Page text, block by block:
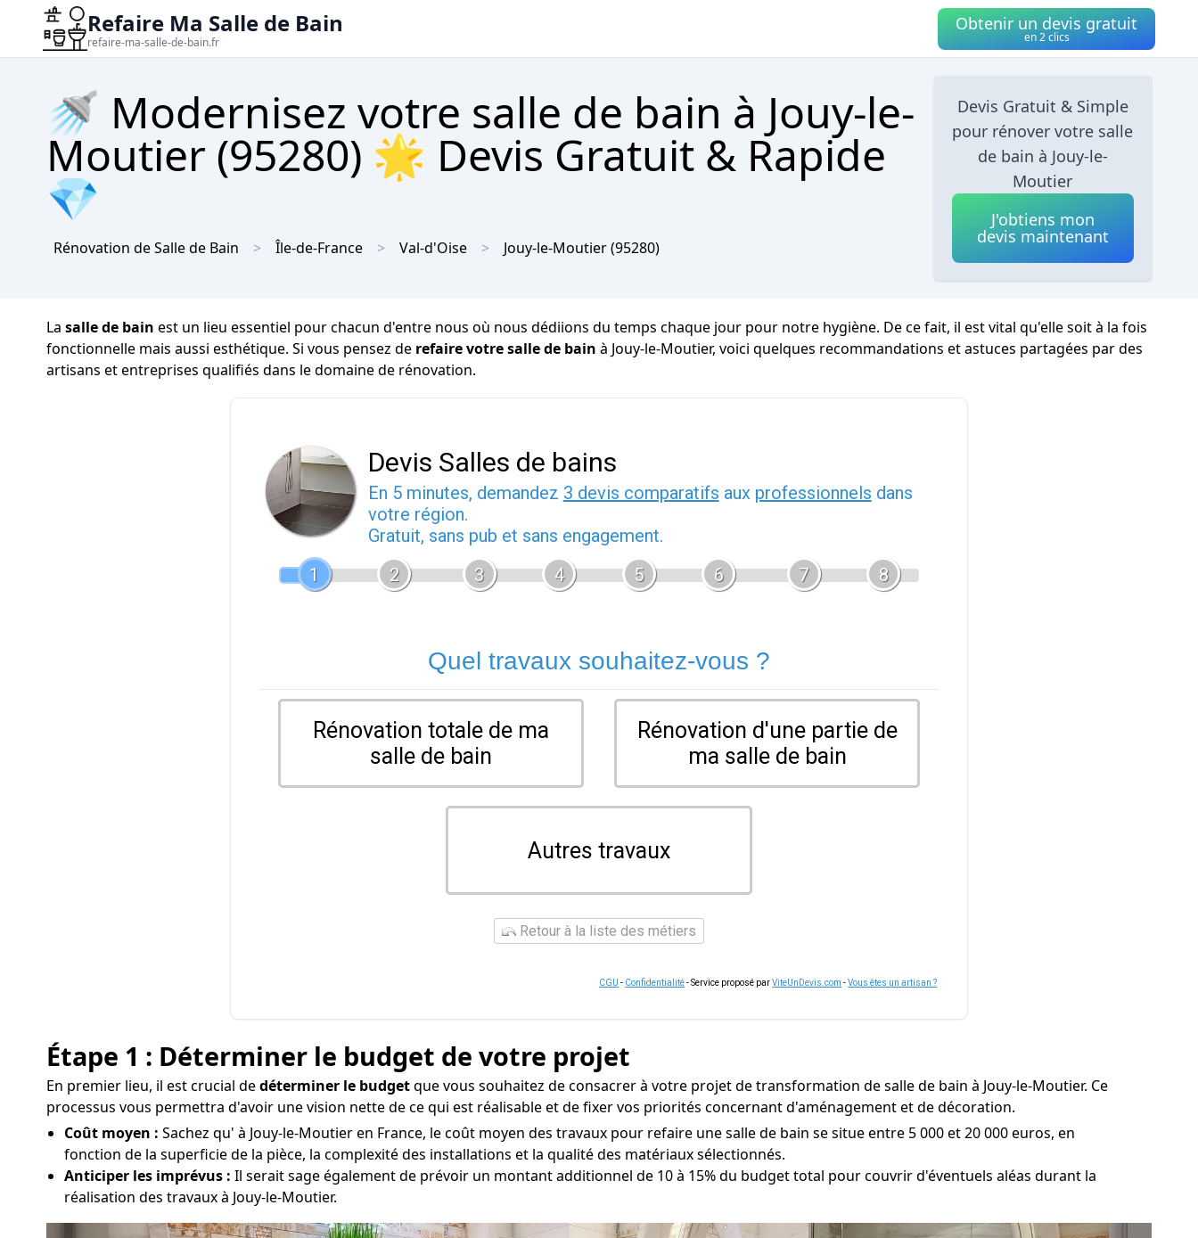
Refaire Ma Salle de Bain
refaire-ma-salle-de-bain.fr
Obtenir un devis gratuit
en 2 clics
🚿 Modernisez votre salle de bain à Jouy-le-
Moutier (95280) 🌟 Devis Gratuit & Rapide
💎
Rénovation de Salle de Bain Île-de-France Val-d'Oise Jouy-le-Moutier(95280)
Devis Gratuit & Simple
pour rénover votre salle
de bain à Jouy-le-
Moutier
J'obtiens mon
devis maintenant
La salle de bain est un lieu essentiel pour chacun d'entre nous où nous dédiions du temps chaque jour pour notre hygiène. De ce fait, il est vital qu'elle soit à la fois
fonctionnelle mais aussi esthétique. Si vous pensez de refaire votre salle de bain à Jouy-le-Moutier, voici quelques recommandations et astuces partagées par des
artisans et entreprises qualifiés dans le domaine de rénovation.
Devis Salles de bains
En 5 minutes, demandez 3 devis comparatifs aux professionnels dans
votre région.
Gratuit, sans pub et sans engagement.
1
2 3 4 5 6 7 8
Quel travaux souhaitez-vous ?
Rénovation totale de ma
salle de bain
Rénovation d'une partie de
ma salle de bain
Autres travaux
Retour à la liste des métiers
CGU - Confidentialité- Service proposé parViteUnDevis.com -Vous êtes un artisan ?
Étape 1 : Déterminer le budget de votre projet
En premier lieu, il est crucial dedéterminer le budgetque vous souhaitez de consacrer à votre projet de transformation de salle de bain à Jouy-le-Moutier. Ce
processus vous permettra d'avoir une vision nette de ce qui est réalisable et de fixer vos priorités concernant d'aménagement et de décoration.
Coût moyen : Sachez qu' à Jouy-le-Moutier en France, le coût moyen des travaux pour refaire une salle de bain se situe entre 5 000 et 20 000 euros, en
fonction de la superficie de la pièce, la complexité des installations et la qualité des matériaux sélectionnés.
Anticiper les imprévus : Il serait sage également de prévoir un montant additionnel de 10 à 15% du budget total pour couvrir d'éventuels aléas durant la
réalisation des travaux à Jouy-le-Moutier.